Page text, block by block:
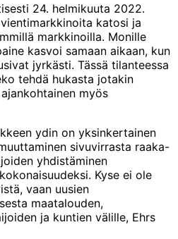
24. helmikuuta 2022.
katosi ja
markkinoilla. Monille
kasvoi samaan aikaan, kun
jyrkästi. Tässä tilanteessa
tehdä hukasta jotakin
myös
ydin on yksinkertainen
sivuvirrasta raaka-
yhdistäminen
Kyse ei ole
vaan uusien
maatalouden,
ja kuntien välille, Ehrs